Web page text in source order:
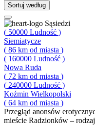
Sortuj według
Sąsiedzi
( 50000 Ludność )
Siemiatycze
( 86 km od miasta )
( 160000 Ludność )
Nowa Ruda
( 72 km od miasta )
( 240000 Ludność )
Koźmin Wielkopolski
( 64 km od miasta )
Przegląd anonsów
mieście Radzionków –